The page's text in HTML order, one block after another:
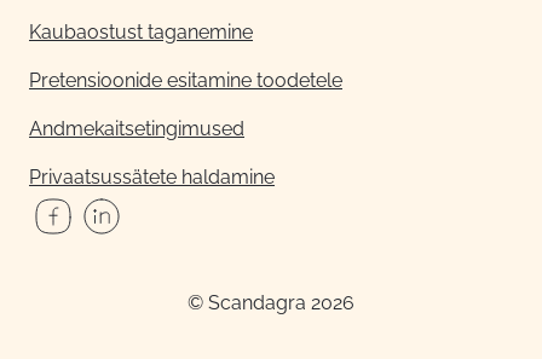
Kaubaostust taganemine
Pretensioonide esitamine toodetele
Andmekaitsetingimused
Privaatsussätete haldamine
© Scandagra 2026